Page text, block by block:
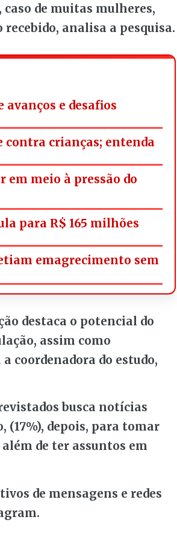
de muitas mulheres,
analisa a pesquisa.
e desafios
crianças; entenda
em meio à pressão do
para R$ 165 milhões
emagrecimento sem
destaca o potencial do
assim como
coordenadora do estudo,
busca notícias
(17%), depois, para tomar
de ter assuntos em
de mensagens e redes